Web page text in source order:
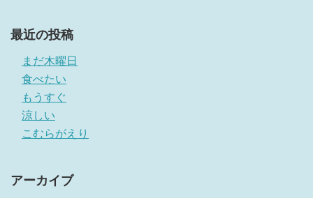
最近の投稿
まだ木曜日
食べたい
もうすぐ
涼しい
こむらがえり
アーカイブ